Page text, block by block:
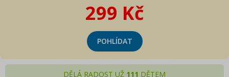
299 Kč
POHLÍDAT
DĚLÁ RADOST UŽ 111 DĚTEM